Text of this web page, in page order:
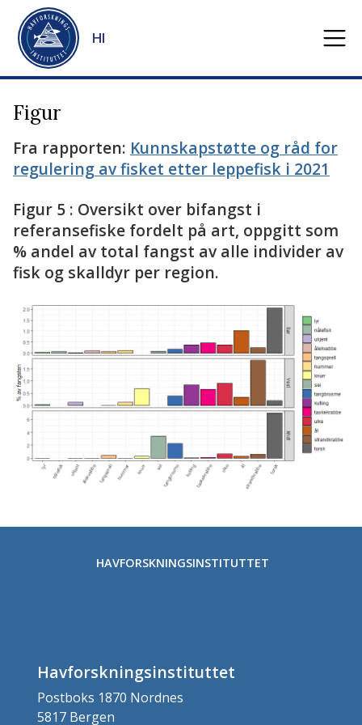
Gå til hovedinnhold
HI
Figur
Fra rapporten: Kunnskapstøtte og råd for
regulering av fisket etter leppefisk i 2021
Figur 5 : Oversikt over bifangst i
referansefiske fordelt på art, oppgitt som
% andel av total fangst av alle individer av
fisk og skalldyr per region.
HAVFORSKNINGSINSTITUTTET
Havforskningsinstituttet
Postboks 1870 Nordnes
5817 Bergen